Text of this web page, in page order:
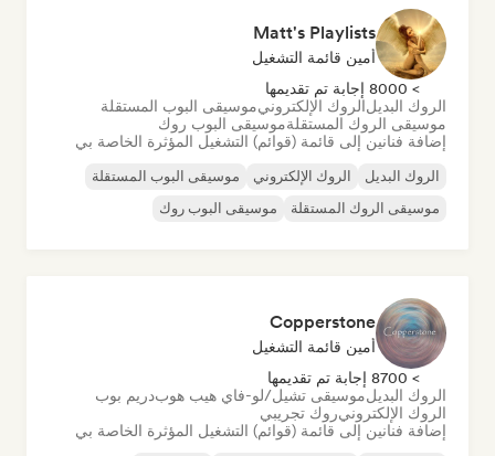
Matt's Playlists
أمين قائمة التشغيل
> 8000 إجابة تم تقديمها
الروك البديلالروك الإلكترونيموسيقى البوب المستقلة
موسيقى الروك المستقلةموسيقى البوب روك
إضافة فنانين إلى قائمة (قوائم) التشغيل المؤثرة الخاصة بي
الروك البديل الروك الإلكتروني
موسيقى البوب المستقلة
موسيقى الروك المستقلة
موسيقى البوب روك
Copperstone
أمين قائمة التشغيل
> 8700 إجابة تم تقديمها
الروك البديلموسيقى تشيل/لو-فاي هيب هوبدريم بوب
الروك الإلكترونيروك تجريبي
إضافة فنانين إلى قائمة (قوائم) التشغيل المؤثرة الخاصة بي